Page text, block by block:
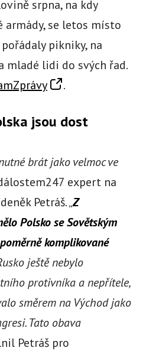
srpna, na kdy
armády, se letos místo
pikniky, na
mladé lidi do svých řad.
.
jsou dost
brát jako velmoc ve
expert na
Petráš. „Z
Polsko se Sovětským
komplikované
ještě nebylo
protivníka a nepřítele,
směrem na Východ jako
Tato obava
Petráš pro